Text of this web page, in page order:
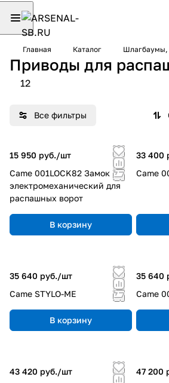
Главная Каталог Шлагбаумы,
Приводы для
12
Все фильтры
15 950 руб./шт
Came 001LOCK82 Замок
электромеханический для
распашных ворот
В корзину
33 400
Came
35 640 руб./шт
Came STYLO-ME
В корзину
35 640
Came
43 420 руб./шт
47 200